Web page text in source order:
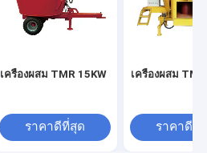
เครื่องผสม TMR 15KW
ราคาดีที่สุด
เครื่องผสม
ราคาดีที่